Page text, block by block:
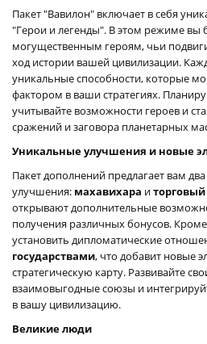
Пакет "Вавилон" включает в себя
"Герои и легенды". В этом режиме вы
могущественным героям, чьи
ход истории вашей цивилизации.
уникальные способности, которые
фактором в ваши стратегиях.
учитывайте возможности героев и
сражений и заговора планетарных
Уникальные улучшения и новые
Пакет дополнений предлагает вам
улучшения: махавихара и
открывают дополнительные
получения различных бонусов.
установить дипломатические
государствами, что добавит новые
стратегическую карту. Развивайте
взаимовыгодные союзы и
в вашу цивилизацию.
Великие люди